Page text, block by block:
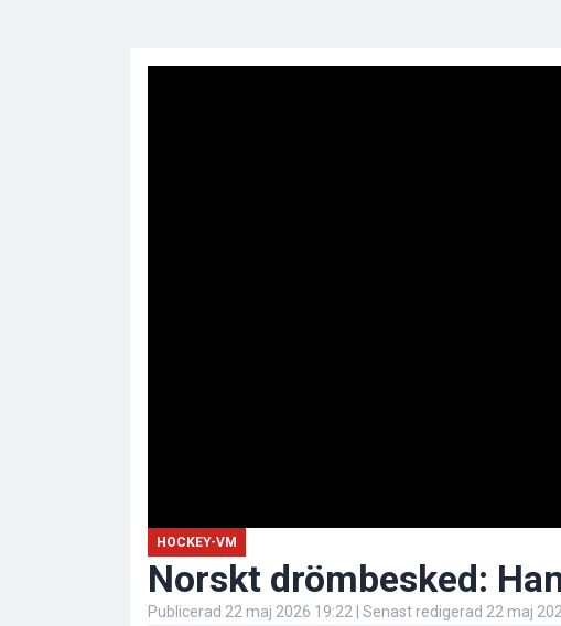
HOCKEY-VM
Norskt drömbesked:
Publicerad 22 maj 2026 19:22 | Senast redigerad 22 maj